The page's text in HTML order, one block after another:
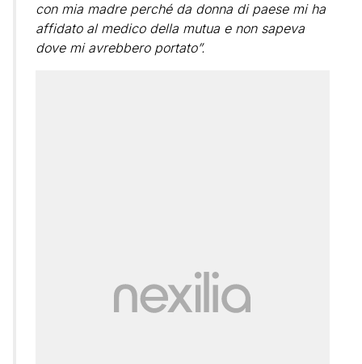
con mia madre perché da donna di paese mi ha
affidato al medico della mutua e non sapeva
dove mi avrebbero portato”.